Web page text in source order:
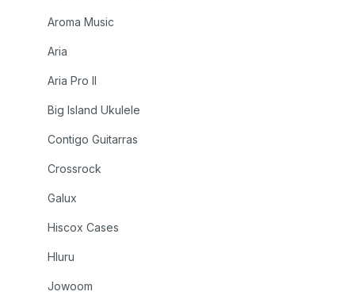
Aroma Music
Aria
Aria Pro II
Big Island Ukulele
Contigo Guitarras
Crossrock
Galux
Hiscox Cases
Hluru
Jowoom